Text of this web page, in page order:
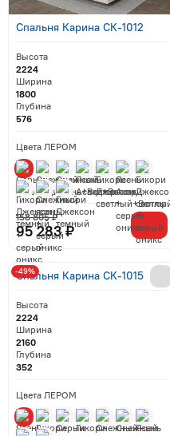
Спальня Карина СК-1012
Высота
2224
Ширина
1800
Глубина
576
Цвета ЛЕРОМ
95 283 ₽
158 805 ₽
Спальня Карина СК-1015
Высота
2224
Ширина
2160
Глубина
352
Цвета ЛЕРОМ
-49%